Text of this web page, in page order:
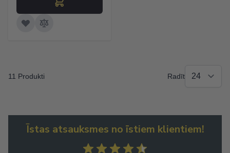
11 Produkti Radīt
Īstas atsauksmes no īstiem klientiem!